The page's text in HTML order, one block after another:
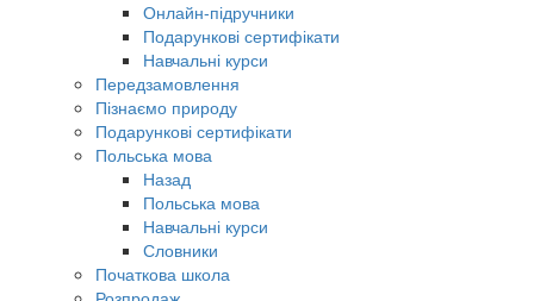
Онлайн-підручники
Подарункові сертифікати
Навчальні курси
Передзамовлення
Пізнаємо природу
Подарункові сертифікати
Польська мова
Назад
Польська мова
Навчальні курси
Словники
Початкова школа